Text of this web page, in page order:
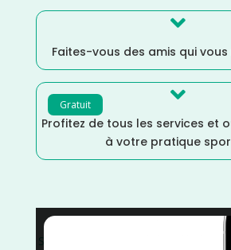

Faites-vous des amis qui
Gratuit 
Profitez de tous les services et
à votre pratique
Sports Multiples